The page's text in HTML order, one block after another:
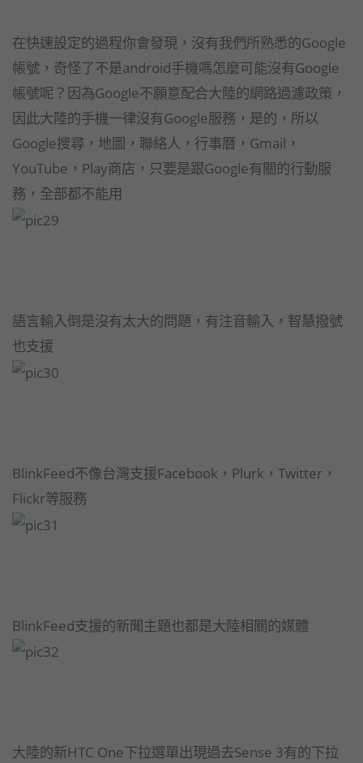
在快速設定的過程你會發現，沒有我們所熟悉的Google
帳號，奇怪了不是android手機嗎怎麼可能沒有Google
帳號呢？因為Google不願意配合大陸的網路過濾政策，
因此大陸的手機一律沒有Google服務，是的，所以
Google搜尋，地圖，聯絡人，行事曆，Gmail，
YouTube，Play商店，只要是跟Google有關的行動服
務，全部都不能用
語言輸入倒是沒有太大的問題，有注音輸入，智慧撥號
也支援
BlinkFeed不像台灣支援Facebook，Plurk，Twitter，
Flickr等服務
BlinkFeed支援的新聞主題也都是大陸相關的媒體
大陸的新HTC One下拉選單出現過去Sense 3有的下拉